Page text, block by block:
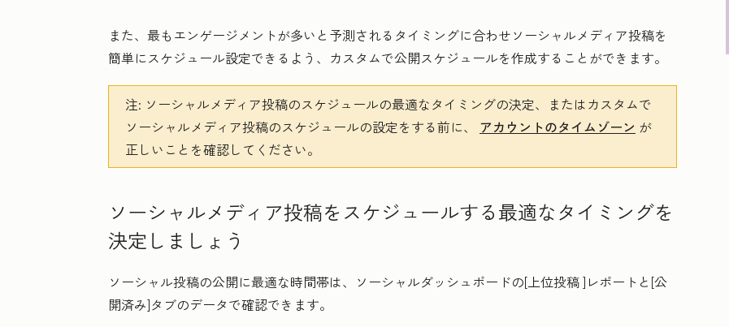
また、最もエンゲージメントが多いと予測されるタイミングに合わせソーシャルメディア投稿を
簡単にスケジュール設定できるよう、カスタムで公開スケジュールを作成することができます。
注: ソーシャルメディア投稿のスケジュールの最適なタイミングの決定、またはカスタムで
ソーシャルメディア投稿のスケジュールの設定をする前に、 アカウントのタイムゾーン が
正しいことを確認してください。
ソーシャルメディア投稿をスケジュールする最適なタイミングを
決定しましょう
ソーシャル投稿の公開に最適な時間帯は、ソーシャルダッシュボードの[上位投稿]レポートと[公
開済み]タブのデータで確認できます。